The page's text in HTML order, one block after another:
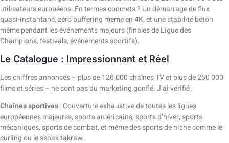
utilisateurs européens. En termes concrets ? Un démarrage de flux
quasi-instantané, zéro buffering même en 4K, et une stabilité béton
même pendant les événements majeurs (finales de Ligue des
Champions, festivals, événements sportifs).
Le Catalogue : Impressionnant et Réel
Les chiffres annoncés – plus de 120 000 chaînes TV et plus de 250 000
films et séries – ne sont pas du marketing gonflé. J’ai vérifié :
Chaînes sportives: Couverture exhaustive de toutes les ligues
européennes majeures, sports américains, sports d’hiver, sports
mécaniques, sports de combat, et même des sports de niche comme le
curling ou le sepak takraw.